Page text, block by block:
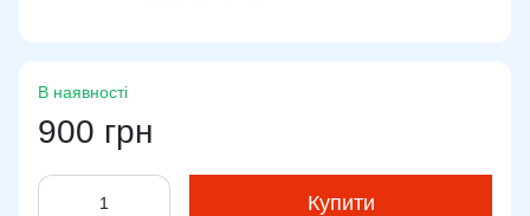
В наявності
900 грн
Купити